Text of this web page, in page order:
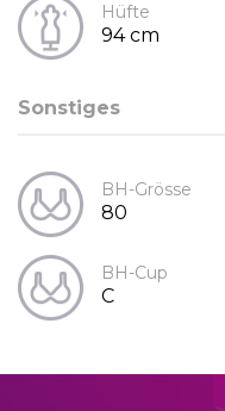
Hüfte
94 cm
Sonstiges
BH-Grösse
80
BH-Cup
C